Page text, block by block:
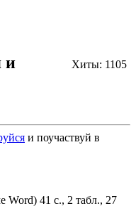
Хиты: 1105
и
и поучаствуй в
Word) 41 с., 2 табл., 27